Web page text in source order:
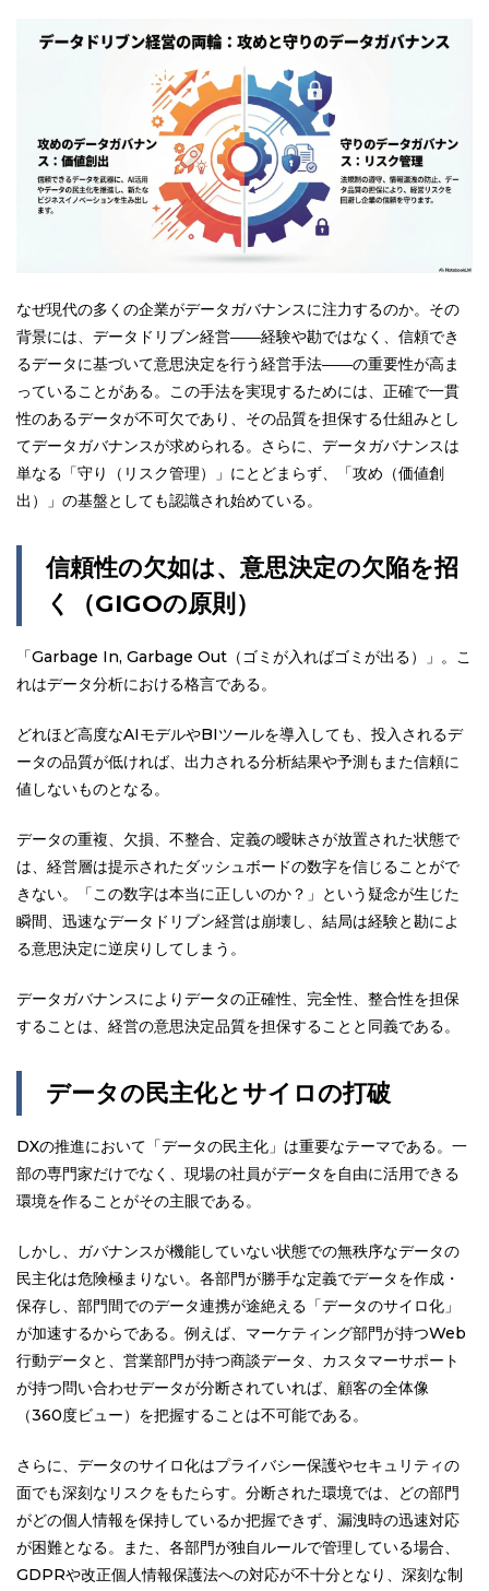
なぜ現代の多くの企業がデータガバナンスに注力するのか。その
背景には、データドリブン経営――経験や勘ではなく、信頼でき
るデータに基づいて意思決定を行う経営手法――の重要性が高ま
っていることがある。この手法を実現するためには、正確で一貫
性のあるデータが不可欠であり、その品質を担保する仕組みとし
てデータガバナンスが求められる。さらに、データガバナンスは
単なる「守り（リスク管理）」にとどまらず、「攻め（価値創
出）」の基盤としても認識され始めている。
信頼性の欠如は、意思決定の欠陥を招
く（GIGOの原則）
「Garbage In, Garbage Out（ゴミが入ればゴミが出る）」。こ
れはデータ分析における格言である。
どれほど高度なAIモデルやBIツールを導入しても、投入されるデ
ータの品質が低ければ、出力される分析結果や予測もまた信頼に
値しないものとなる。
データの重複、欠損、不整合、定義の曖昧さが放置された状態で
は、経営層は提示されたダッシュボードの数字を信じることがで
きない。「この数字は本当に正しいのか？」という疑念が生じた
瞬間、迅速なデータドリブン経営は崩壊し、結局は経験と勘によ
る意思決定に逆戻りしてしまう。
データガバナンスによりデータの正確性、完全性、整合性を担保
することは、経営の意思決定品質を担保することと同義である。
データの民主化とサイロの打破
DXの推進において「データの民主化」は重要なテーマである。一
部の専門家だけでなく、現場の社員がデータを自由に活用できる
環境を作ることがその主眼である。
しかし、ガバナンスが機能していない状態での無秩序なデータの
民主化は危険極まりない。各部門が勝手な定義でデータを作成・
保存し、部門間でのデータ連携が途絶える「データのサイロ化」
が加速するからである。例えば、マーケティング部門が持つWeb
行動データと、営業部門が持つ商談データ、カスタマーサポート
が持つ問い合わせデータが分断されていれば、顧客の全体像
（360度ビュー）を把握することは不可能である。
さらに、データのサイロ化はプライバシー保護やセキュリティの
面でも深刻なリスクをもたらす。分断された環境では、どの部門
がどの個人情報を保持しているか把握できず、漏洩時の迅速対応
が困難となる。また、各部門が独自ルールで管理している場合、
GDPRや改正個人情報保護法への対応が不十分となり、深刻な制